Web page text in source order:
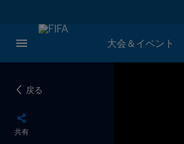
大会＆イベント
戻る
共有